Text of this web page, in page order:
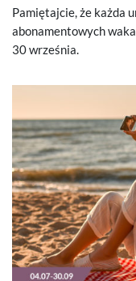
Pamiętajcie, że każda
abonamentowych
30 września.